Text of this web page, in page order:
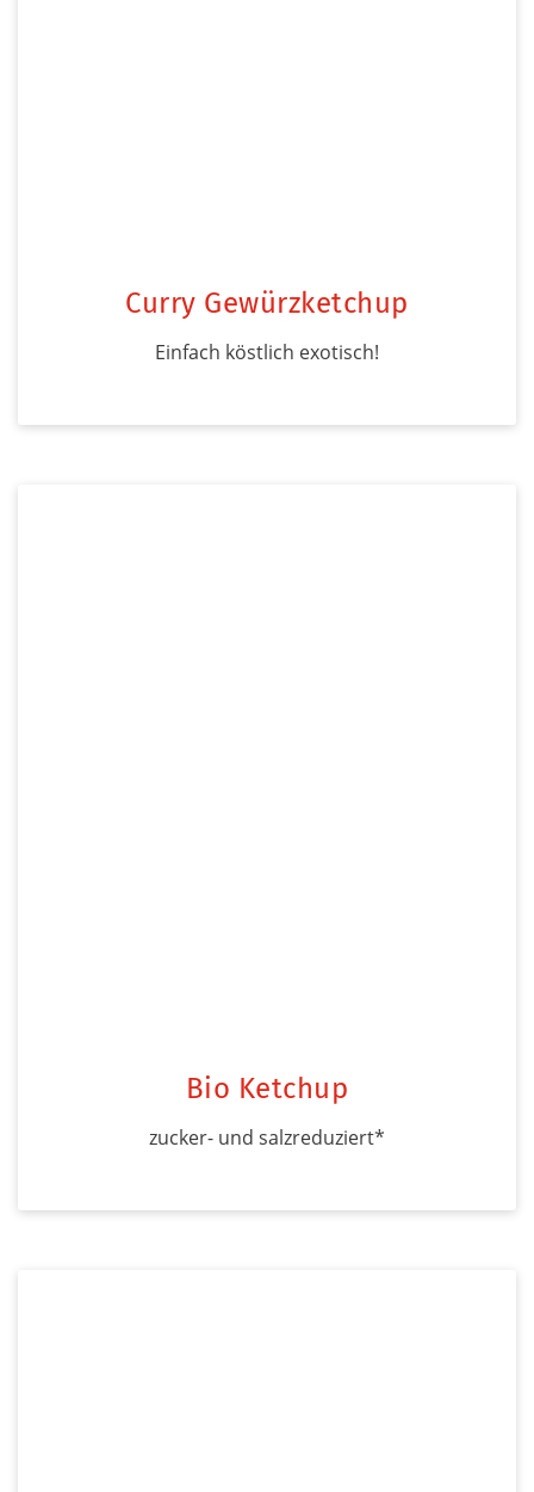
Curry Gewürzketchup
Einfach köstlich exotisch!
Bio Ketchup
zucker- und salzreduziert*